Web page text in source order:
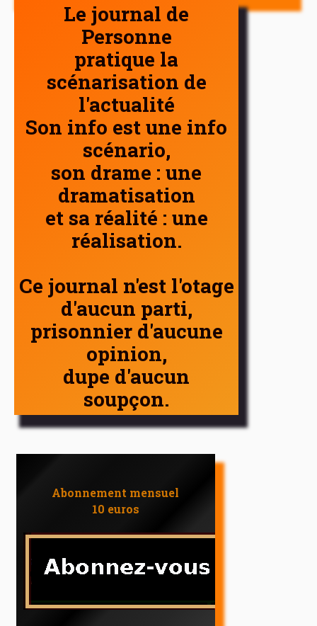
Le journal de
Personne
pratique la
scénarisation de
l'actualité
Son info est une info
scénario,
son drame : une
dramatisation
et sa réalité : une
réalisation.
Ce journal n'est l'otage
d'aucun parti,
prisonnier d'aucune
opinion,
dupe d'aucun
soupçon.
Abonnement mensuel
10 euros